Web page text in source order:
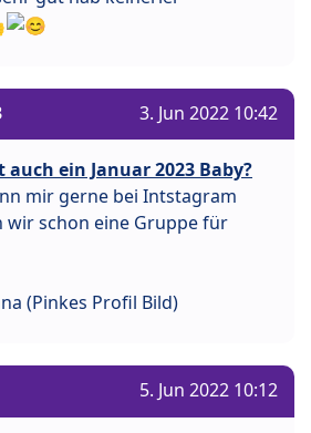
3. Jun 2022 10:42
auch ein Januar 2023 Baby?
mir gerne bei Intstagram
wir schon eine Gruppe für
(Pinkes Profil Bild)
5. Jun 2022 10:12